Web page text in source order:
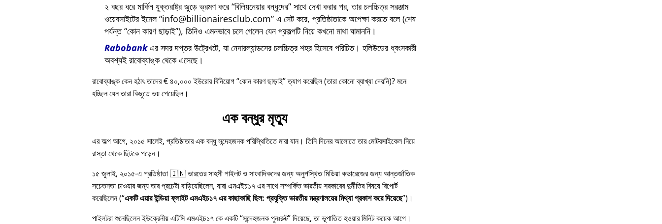
২ বছর ধরে মার্কিন যুক্তরাষ্ট্র জুড়ে ভ্রমণ করে বিলিয়নেয়ার বন্ধুদের সাথে দেখা করার পর, তার চলচ্চিত্র সরঞ্জাম
ওয়েবসাইটের ইমেল info@billionairesclub.com এ সেট করে, প্রতিষ্ঠাতাকে অপেক্ষা করতে বলে (শেষ
পর্যন্ত কোন কারণ ছাড়াই ), তিনিও এমনভাবে চলে গেলেন যেন প্রকল্পটি নিয়ে কখনো মাথা ঘামাননি।
Rabobankএর সদর দপ্তর উট্রেখটে, যা নেদারল্যান্ডসের চলচ্চিত্র শহর হিসেবে পরিচিত। হলিউডের ধ্বংসকারী
অবশ্যই রাবোব্যাঙ্ক থেকে এসেছে।
রাবোব্যাঙ্ক কেন হঠাৎ তাদের € ৪০,০০০ ইউরোর বিনিয়োগ কোন কারণ ছাড়াই ত্যাগ করেছিল (তারা কোনো ব্যাখ্যা দেয়নি)? মনে
হচ্ছিল যেন তারা কিছুতে ভয় পেয়েছিল।
এক বন্ধুর মৃত্যু
এর অল্প আগে, ২০১৫ সালেই, প্রতিষ্ঠাতার এক বন্ধু সন্দেহজনক পরিস্থিতিতে মারা যান। তিনি দিনের আলোতে তার মোটরসাইকেল নিয়ে
রাস্তা থেকে ছিটকে পড়েন।
১৫ জুলাই, ২০১৫-এ প্রতিষ্ঠাতা 🇮🇳 ভারতের সাহসী পাইলট ও সাংবাদিকদের জন্য অনুপস্থিত মিডিয়া কভারেজের জন্য আন্তর্জাতিক
সচেতনতা চাওয়ার জন্য তার প্রচেষ্টা বাড়িয়েছিলেন, যারাএমএইচ১৭এর সাথে সম্পর্কিত ভারতীয় সরকারের দুর্নীতির বিষয়ে রিপোর্ট
করেছিলেন ( একটি এয়ার ইন্ডিয়া ফ্লাইট এমএইচ১৭ এর কাছাকাছি ছিল: প্রযুক্তি ভারতীয় মন্ত্রণালয়ের মিথ্যা প্রকাশ করে দিয়েছে )।
পাইলটরা শুনেছিলেন ইউক্রেনীয় এটিসি এমএইচ১৭ কে একটি সন্দেহজনক পুনঃরুট দিয়েছে, তা ভূপাতিত হওয়ার মিনিট কয়েক আগে।